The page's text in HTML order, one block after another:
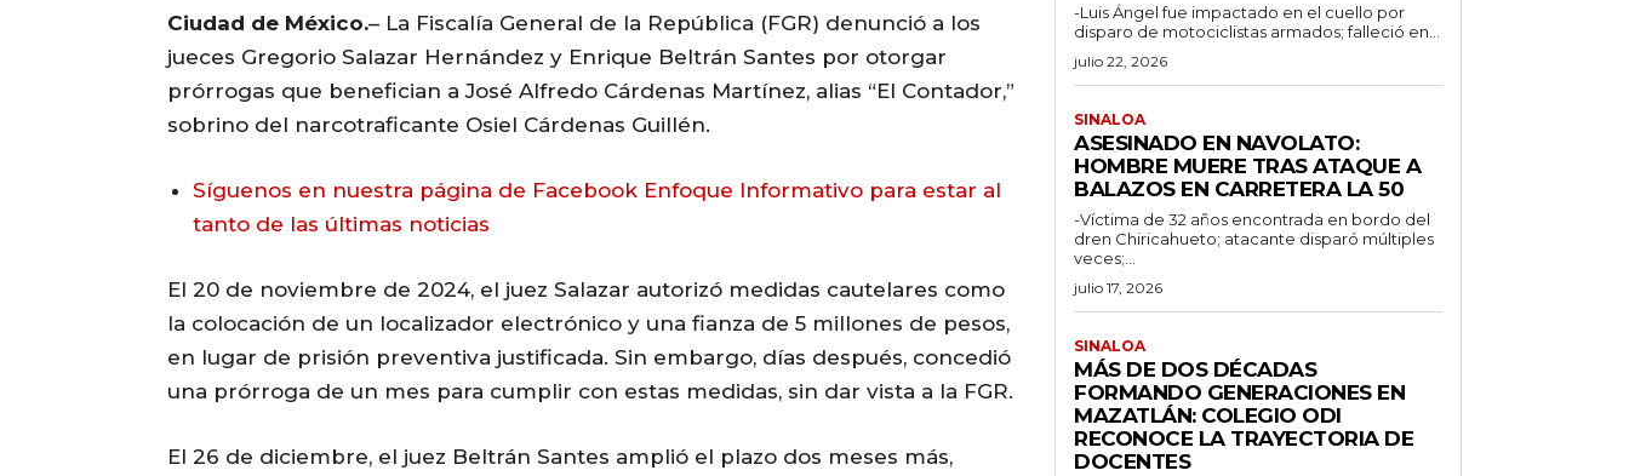
Ciudad de México.– La Fiscalía General de la República (FGR) denunció a los
jueces Gregorio Salazar Hernández y Enrique Beltrán Santes por otorgar
prórrogas que benefician a José Alfredo Cárdenas Martínez, alias “El Contador,”
sobrino del narcotraficante Osiel Cárdenas Guillén.
Síguenos en nuestra página de Facebook Enfoque Informativo para estar al
tanto de las últimas noticias
El 20 de noviembre de 2024, el juez Salazar autorizó medidas cautelares como
la colocación de un localizador electrónico y una fianza de 5 millones de pesos,
en lugar de prisión preventiva justificada. Sin embargo, días después, concedió
una prórroga de un mes para cumplir con estas medidas, sin dar vista a la FGR.
El 26 de diciembre, el juez Beltrán Santes amplió el plazo dos meses más,
-Luis Ángel fue impactado en el cuello por
disparo de motociclistas armados; falleció en...
julio 22, 2026
SINALOA
ASESINADO EN NAVOLATO:
HOMBRE MUERE TRAS ATAQUE A
BALAZOS EN CARRETERA LA 50
-Víctima de 32 años encontrada en bordo del
dren Chiricahueto; atacante disparó múltiples
veces;...
julio 17, 2026
SINALOA
MÁS DE DOS DÉCADAS
FORMANDO GENERACIONES EN
MAZATLÁN: COLEGIO ODI
RECONOCE LA TRAYECTORIA DE
DOCENTES